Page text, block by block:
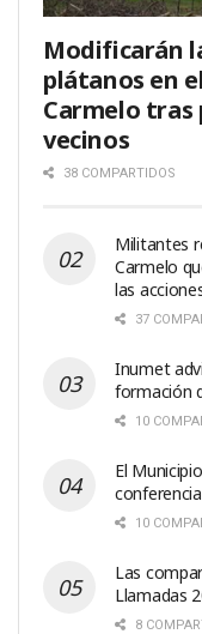
Modificarán
plátanos en
Carmelo tras
vecinos
38 COMPARTIDOS
Militantes
Carmelo
las
37
Inumet
formación
10
El
10
Las
Llamadas
8